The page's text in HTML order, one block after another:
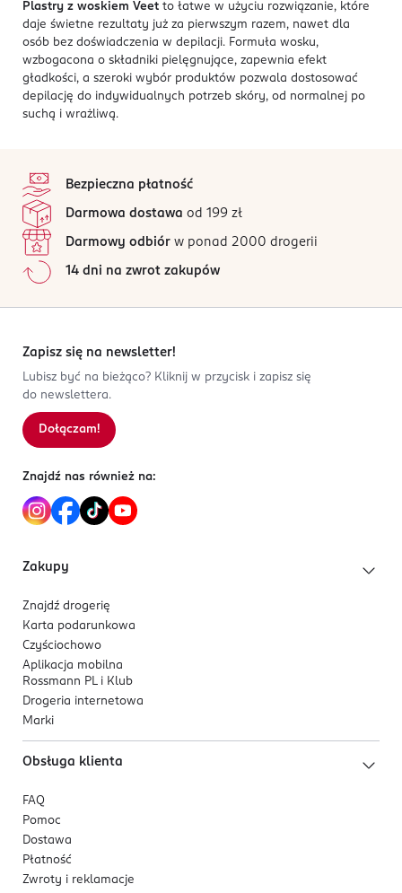
Plastry z woskiem Veet to łatwe w użyciu rozwiązanie, które
daje świetne rezultaty już za pierwszym razem, nawet dla
osób bez doświadczenia w depilacji. Formuła wosku,
wzbogacona o składniki pielęgnujące, zapewnia efekt
gładkości, a szeroki wybór produktów pozwala dostosować
depilację do indywidualnych potrzeb skóry, od normalnej po
suchą i wrażliwą.
Bezpieczna płatność
Darmowa dostawa od 199 zł
Darmowy odbiór w ponad 2000 drogerii
14 dni na zwrot zakupów
Zapisz się na newsletter!
Lubisz być na bieżąco? Kliknij w przycisk i zapisz się
do newslettera.
Dołączam!
Znajdź nas również na:
Zakupy
Znajdź drogerię
Karta podarunkowa
Czyściochowo
Aplikacja mobilna
Rossmann PL i Klub
Drogeria internetowa
Marki
Obsługa klienta
FAQ
Pomoc
Dostawa
Płatność
Zwroty i reklamacje